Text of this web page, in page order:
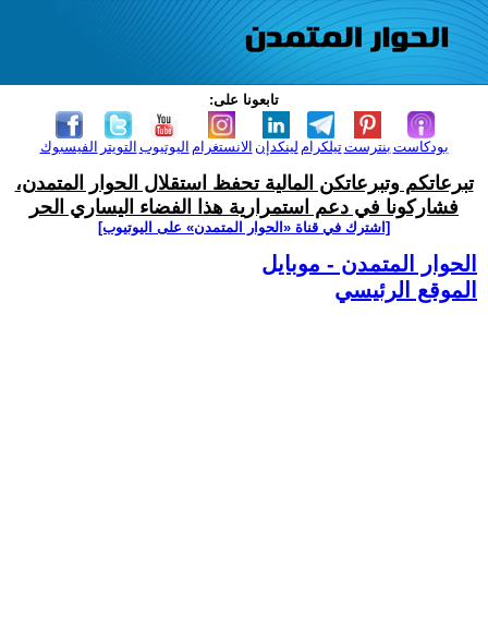
تابعونا على:
الفيسبوك التويتر اليوتيوب الانستغرام لينكدإن تيلكرامبنترست بودكاست
تبرعاتكم وتبرعاتكن المالية تحفظ استقلال الحوار المتمدن،
فشاركونا في دعم استمرارية هذا الفضاء اليساري الحر
[اشترك في قناة ‫«الحوار المتمدن» على اليوتيوب]
الحوار المتمدن - موبايل
الموقع الرئيسي